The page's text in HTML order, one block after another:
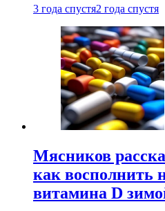
3 года спустя2 года спустя
Мясников
как восполнить
витамина D